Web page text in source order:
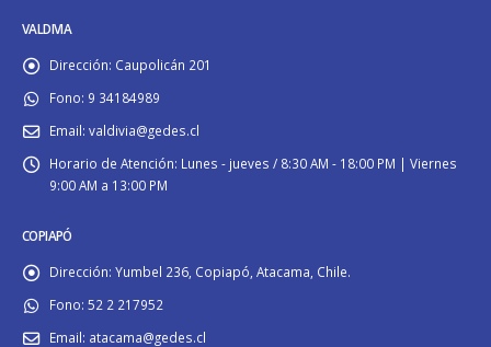
VALDIVIA
Dirección: Caupolicán 201
Fono: 9 34184989
Email: valdivia@gedes.cl
Horario de Atención: Lunes - jueves / 8:30 AM - 18:00 PM | Viernes
9:00 AM a 13:00 PM
COPIAPÓ
Dirección: Yumbel 236, Copiapó, Atacama, Chile.
Fono: 52 2 217952
Email: atacama@gedes.cl